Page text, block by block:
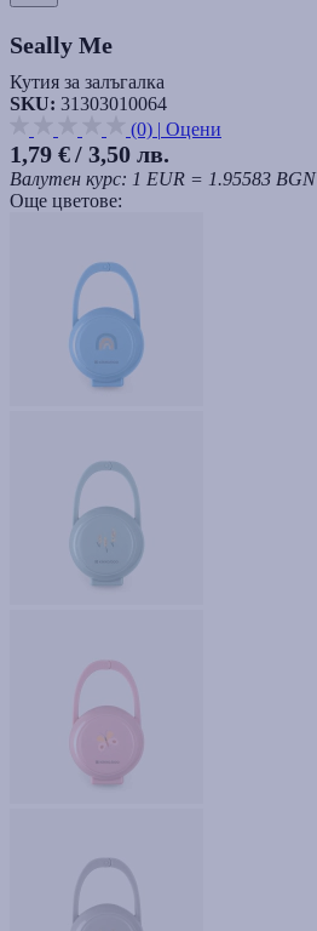
Seally Me
Кутия за залъгалка
SKU: 31303010064
(0) | Оцени
1,79 €/ 3,50 лв.
Валутен курс: 1 EUR = 1.95583 BGN
Още цветове: